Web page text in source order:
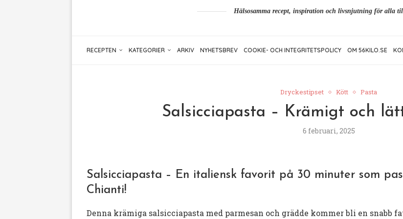
Hälsosamma recept, inspiration och livsnjutning för alla
RECEPTEN KATEGORIER ARKIV NYHETSBREV COOKIE- OCH INTEGRITETSPOLICY OM 56KILO.SE
Dryckestipset Kött Pasta
Salsicciapasta – Krämigt och
6 februari, 2025
Salsicciapasta – En italiensk favorit på 30 minuter som
Chianti!
Denna krämiga salsicciapasta med parmesan och grädde kommer bli en snabb